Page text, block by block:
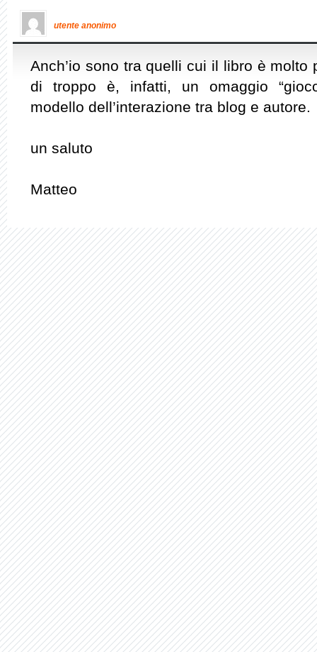
utente anonimo
Anch’io sono tra quelli cui il libro è molto
di troppo è, infatti, un omaggio
modello dell’interazione tra blog e autore.
un saluto
Matteo